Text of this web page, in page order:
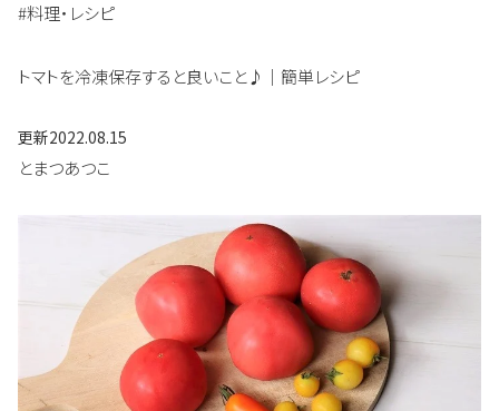
#料理・レシピ
トマトを冷凍保存すると良いこと♪｜簡単レシピ
更新2022.08.15
とまつあつこ